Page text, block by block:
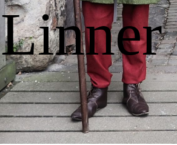
Linner